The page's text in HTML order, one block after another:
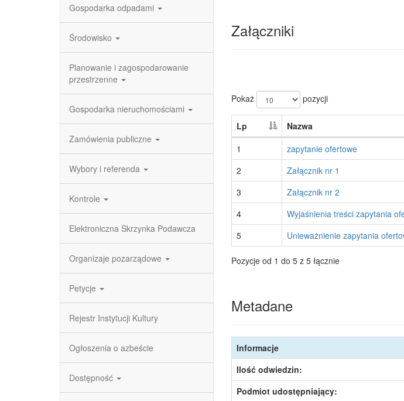
Gospodarka odpadami
Środowisko
Planowanie i zagospodarowanie
przestrzenne
Gospodarka nieruchomościami
Zamówienia publiczne
Wybory i referenda
Kontrole
Elektroniczna Skrzynka Podawcza
Organizaje pozarządowe
Petycje
Rejestr Instytucji Kultury
Ogłoszenia o azbeście
Dostępność
Załączniki
Pokaż pozycji
Lp Nazwa
1
zapytanie ofertowe
2 Załącznik nr 1
3 Załącznik nr 2
4 Wyjaśnienia treści zapytania
5 Unieważnienie zapytania
Pozycje od 1 do 5 z 5 łącznie
Metadane
Informacje
Ilość odwiedzin:
Podmiot udostępniający: